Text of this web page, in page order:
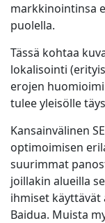
markkinointinsa
puolella.
Tässä kohtaa
lokalisointi
erojen
tulee yleisölle
Kansainvälinen
optimoimisen
suurimmat
joillakin alueilla
ihmiset käyttävät
Baidua. Muista